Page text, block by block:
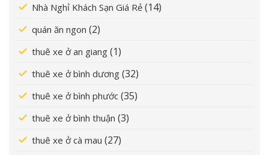
Nhà Nghỉ Khách Sạn Giá Rẻ (14)
quán ăn ngon (2)
thuê xe ở an giang (1)
thuê xe ở bình dương (32)
thuê xe ở bình phước (35)
thuê xe ở bình thuận (3)
thuê xe ở cà mau (27)